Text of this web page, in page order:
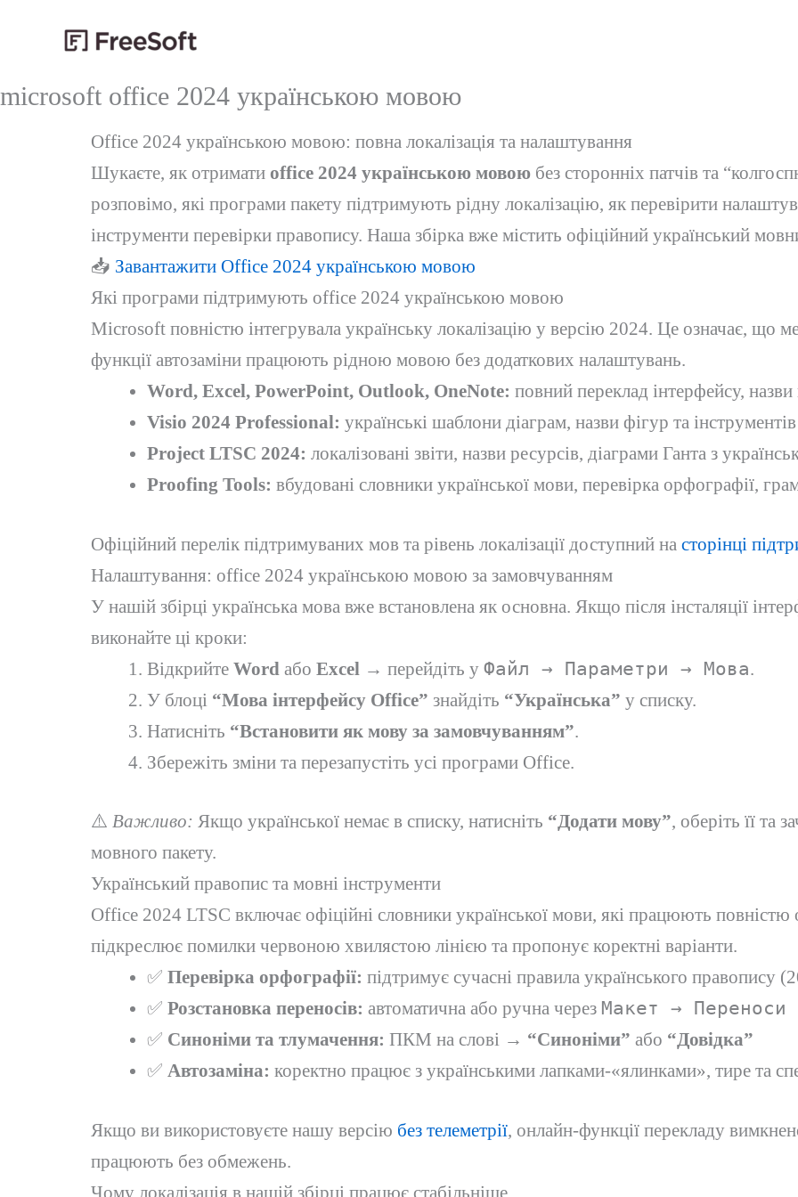
вмісту
microsoft office 2024 українською мовою
Office 2024 українською мовою: повна локалізація та налаштування
Шукаєте, як отримати office 2024 українською мовою без сторонніх патчів та
розповімо, які програми пакету підтримують рідну локалізацію, як перевірити
інструменти перевірки правопису. Наша збірка вже містить офіційний український
📥 Завантажити Office 2024 українською мовою
Які програми підтримують office 2024 українською мовою
Microsoft повністю інтегрувала українську локалізацію у версію 2024. Це означає, що
функції автозаміни працюють рідною мовою без додаткових налаштувань.
Word, Excel, PowerPoint, Outlook, OneNote: повний переклад інтерфейсу,
Visio 2024 Professional: українські шаблони діаграм, назви фігур та
Project LTSC 2024: локалізовані звіти, назви ресурсів, діаграми Ганта з
Proofing Tools: вбудовані словники української мови, перевірка орфографії,
Офіційний перелік підтримуваних мов та рівень локалізації доступний на сторінці
Налаштування: office 2024 українською мовою за замовчуванням
У нашій збірці українська мова вже встановлена як основна. Якщо після інсталяції
виконайте ці кроки:
Відкрийте Word або Excel → перейдіть у Файл → Параметри → Мова.
У блоці “Мова інтерфейсу Office” знайдіть “Українська” у списку.
Натисніть “Встановити як мову за замовчуванням”.
Збережіть зміни та перезапустіть усі програми Office.
⚠️ Важливо: Якщо української немає в списку, натисніть “Додати мову”, оберіть її та
мовного пакету.
Український правопис та мовні інструменти
Office 2024 LTSC включає офіційні словники української мови, які працюють
підкреслює помилки червоною хвилястою лінією та пропонує коректні варіанти.
✅ Перевірка орфографії: підтримує сучасні правила українського правопису
✅ Розстановка переносів: автоматична або ручна через Макет → Переноси
✅ Синоніми та тлумачення: ПКМ на слові → “Синоніми” або “Довідка”
✅ Автозаміна: коректно працює з українськими лапками-«ялинками», тире та
Якщо ви використовуєте нашу версію без телеметрії, онлайн-функції перекладу
працюють без обмежень.
Чому локалізація в нашій збірці працює стабільніше